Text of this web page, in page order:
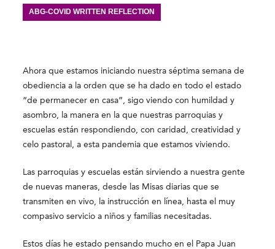
ABG-COVID WRITTEN REFLECTION
Ahora que estamos iniciando nuestra séptima semana de
obediencia a la orden que se ha dado en todo el estado
“de permanecer en casa”, sigo viendo con humildad y
asombro, la manera en la que nuestras parroquias y
escuelas están respondiendo, con caridad, creatividad y
celo pastoral, a esta pandemia que estamos viviendo.
Las parroquias y escuelas están sirviendo a nuestra gente
de nuevas maneras, desde las Misas diarias que se
transmiten en vivo, la instrucción en línea, hasta el muy
compasivo servicio a niños y familias necesitadas.
Estos días he estado pensando mucho en el Papa Juan